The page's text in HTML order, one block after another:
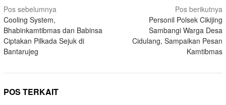
Navigasi
pos
Pos sebelumnya
Cooling System,
Bhabinkamtibmas dan Babinsa
Ciptakan Pilkada Sejuk di
Bantarujeg
Pos berikutnya
Personil Polsek Cikijing
Sambangi Warga Desa
Cidulang, Sampaikan Pesan
Kamtibmas
POS TERKAIT